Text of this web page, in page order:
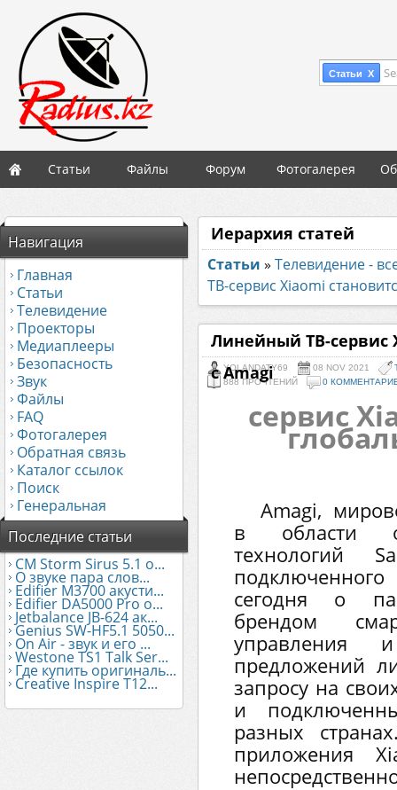
Статьи X
Статьи Файлы Форум Фотогалерея
Навигация
Главная
Статьи
Телевидение
Проекторы
Медиаплееры
Безопасность
Звук
Файлы
FAQ
Фотогалерея
Обратная связь
Каталог ссылок
Поиск
Генеральная
Последние статьи
CM Storm Sirus 5.1 о...
О звуке пара слов...
Edifier М3700 акусти...
Edifier DA5000 Pro о...
Jetbalance JB-624 ак...
Genius SW-HF5.1 5050...
On Air - звук и его ...
Westone TS1 Talk Ser...
Где купить оригиналь...
Creative Inspire T12...
Иерархия статей
Статьи » Телевидение -
ТВ-сервис Xiaomi
Линейный ТВ-сервис
с Amagi
YOLANDATY69 08 NOV 2021
888 ПРОЧТЕНИЙ
0
сервис
Amagi,
в области
технологий
сегодня о
брендом
управления
предложений
запросу на
и
разных
приложения